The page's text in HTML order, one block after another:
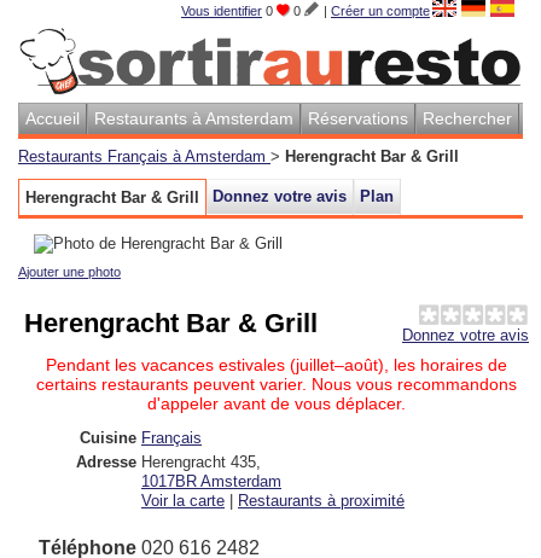
Vous identifier 0 0 | Créer un compte
Accueil Restaurants à Amsterdam Réservations Rechercher
Restaurants Français à Amsterdam > Herengracht Bar & Grill
Herengracht Bar & Grill Donnez votre avis Plan
Ajouter une photo
Donnez votre avis
Herengracht Bar & Grill
Pendant les vacances estivales (juillet–août), les horaires de
certains restaurants peuvent varier. Nous vous recommandons
d'appeler avant de vous déplacer.
Cuisine Français
Adresse Herengracht 435
1017BR Amsterdam
Voir la carte
Restaurants à proximité
Téléphone 020 616 2482